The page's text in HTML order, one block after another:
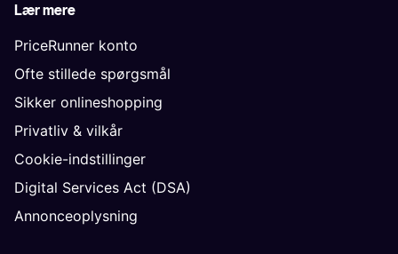
Lær mere
PriceRunner konto
Ofte stillede spørgsmål
Sikker onlineshopping
Privatliv & vilkår
Cookie-indstillinger
Digital Services Act (DSA)
Annonceoplysning